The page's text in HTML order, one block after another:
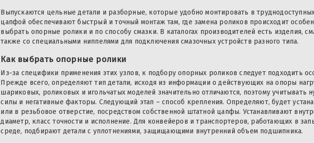
Выпускаются цельные детали и разборные, которые удобно монтировать в
цапфой обеспечивают быстрый и точный монтаж там, где замена роликов происходит
выбрать опорные ролики и по способу смазки. В каталогах производителей есть изделия,
также со специальными ниппелями для подключения смазочных устройств разного типа.
Как выбрать опорные ролики
Из-за специфики применения этих узлов, к подбору опорных роликов следует подходить
Прежде всего, определяют тип детали, исходя из информации о действующих на опоры
шариковых, роликовых и игольчатых моделей значительно отличаются, поэтому учитывать
силы и негативные факторы. Следующий этап – способ крепления. Определяют, будет
или в резьбовое отверстие, посредством собственной штатной цапфы. Устанавливают
диаметр, класс точности и исполнение. Для конвейеров и транспортеров, работающих в
среде, подбирают детали с уплотнениями, защищающими внутренний объем подшипника.